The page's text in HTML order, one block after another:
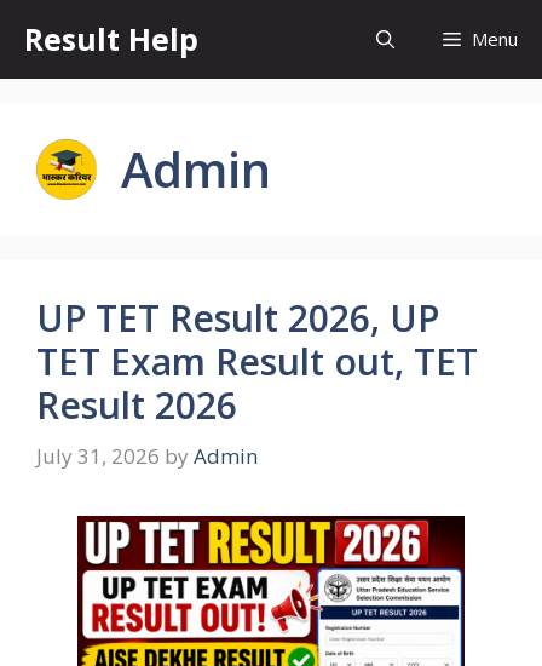
content
Result Help Menu
Admin
UP TET Result 2026, UP
TET Exam Result out, TET
Result 2026
July 31, 2026 by Admin